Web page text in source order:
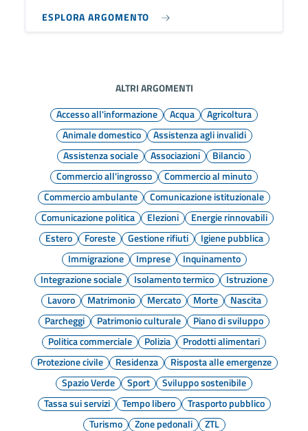
ESPLORA ARGOMENTO
ALTRI ARGOMENTI
Accesso all'informazione
Acqua
Agricoltura
Animale domestico
Assistenza agli invalidi
Assistenza sociale
Associazioni
Bilancio
Commercio all'ingrosso
Commercio al minuto
Commercio ambulante
Comunicazione istituzionale
Comunicazione politica
Elezioni
Energie rinnovabili
Estero
Foreste Gestione rifiuti
Igiene pubblica
Immigrazione
Imprese
Inquinamento
Integrazione sociale
Isolamento termico
Istruzione
Lavoro
Matrimonio Mercato Morte
Nascita
Parcheggi
Patrimonio culturale
Piano di sviluppo
Politica commerciale
Polizia
Prodotti alimentari
Protezione civile
Residenza
Risposta alle emergenze
Spazio Verde
Sport
Sviluppo sostenibile
Tassa sui servizi
Tempo libero
Trasporto pubblico
Turismo
Zone pedonali ZTL